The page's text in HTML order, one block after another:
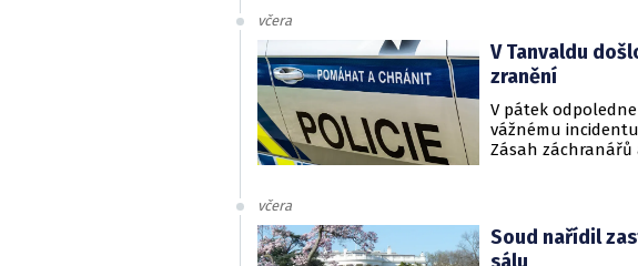
rukojmími za
včera
V Tanvaldu
zranění
V pátek
vážnému
Zásah záchranářů
včera
Soud nařídil
sálu